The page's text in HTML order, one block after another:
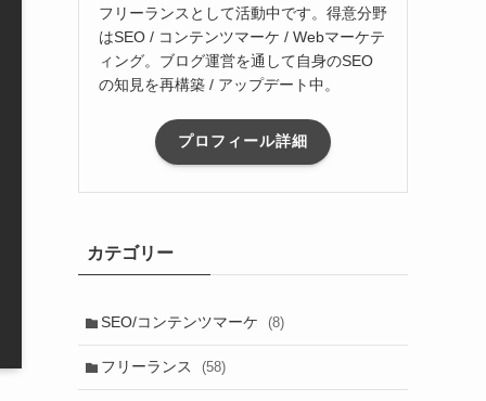
フリーランスとして活動中です。得意分野
はSEO / コンテンツマーケ / Webマーケテ
ィング。ブログ運営を通して自身のSEO
の知見を再構築 / アップデート中。
プロフィール詳細
カテゴリー
SEO/コンテンツマーケ (8)
フリーランス (58)